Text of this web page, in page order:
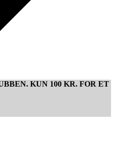
KUN 100 KR. FOR ET